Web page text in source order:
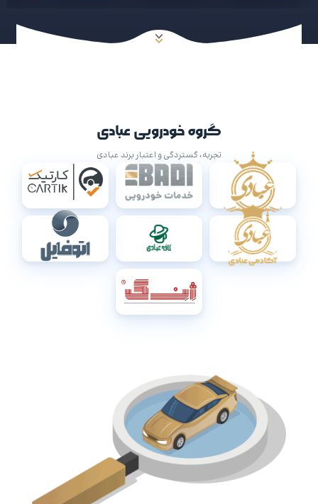
گروه خودرویی عبادی
تجربه، گستردگی و اعتبار برند عبادی